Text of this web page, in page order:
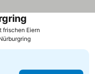
frischen Eiern